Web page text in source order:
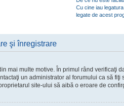
Cu cine iau
legate de acest
şi înregistrare
mai multe motive. În primul rând verificaţi
un administrator al forumului ca să fiţi
site-ului să aibă o eroare de